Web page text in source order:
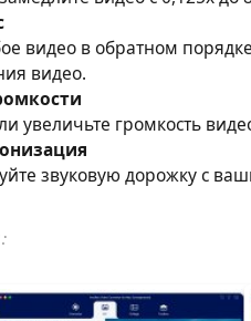
видео в обратном
видео.
увеличьте громкость
звуковую дорожку с